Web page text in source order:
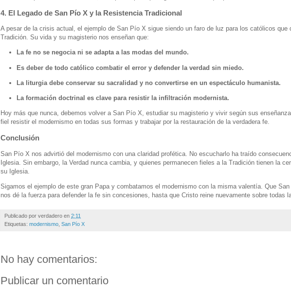
4. El Legado de San Pío X y la Resistencia Tradicional
A pesar de la crisis actual, el ejemplo de San Pío X sigue siendo un faro de luz para los católicos que
Tradición. Su vida y su magisterio nos enseñan que:
La fe no se negocia ni se adapta a las modas del mundo.
Es deber de todo católico combatir el error y defender la verdad sin miedo.
La liturgia debe conservar su sacralidad y no convertirse en un espectáculo humanista.
La formación doctrinal es clave para resistir la infiltración modernista.
Hoy más que nunca, debemos volver a San Pío X, estudiar su magisterio y vivir según sus
fiel resistir el modernismo en todas sus formas y trabajar por la restauración de la verdadera fe.
Conclusión
San Pío X nos advirtió del modernismo con una claridad profética. No escucharlo ha traído
Iglesia. Sin embargo, la Verdad nunca cambia, y quienes permanecen fieles a la Tradición tienen la
su Iglesia.
Sigamos el ejemplo de este gran Papa y combatamos el modernismo con la misma valentía. Que
nos dé la fuerza para defender la fe sin concesiones, hasta que Cristo reine nuevamente sobre todas
Publicado por verdadero en 2:11
Etiquetas: modernismo San Pío X
No hay comentarios:
Publicar un comentario